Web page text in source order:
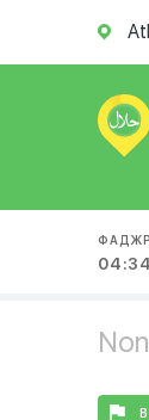
ФАДЖР
04:34